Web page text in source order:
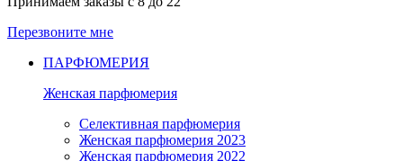
Перезвоните мне
ПАРФЮМЕРИЯ
Женская парфюмерия
Селективная парфюмерия
Женская парфюмерия 2023
Женская парфюмерия 2022